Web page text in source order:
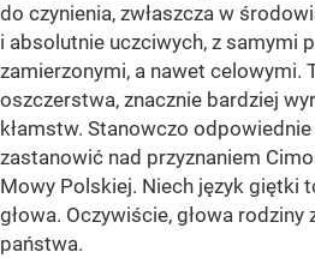
do czynienia, zwłaszcza w
i absolutnie uczciwych, z samymi
zamierzonymi, a nawet celowymi.
oszczerstwa, znacznie bardziej
kłamstw. Stanowczo
zastanowić nad przyznaniem
Mowy Polskiej. Niech język giętki
głowa. Oczywiście, głowa rodziny
państwa.